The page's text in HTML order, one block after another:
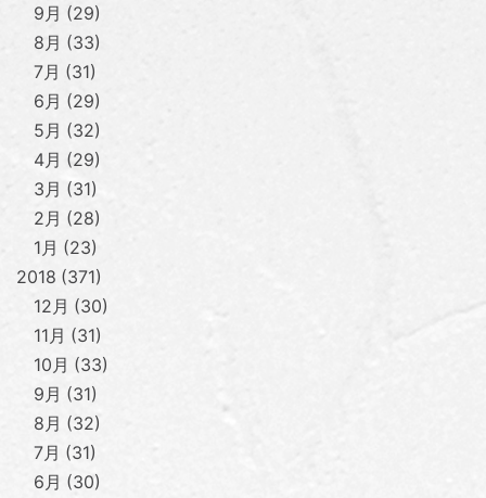
9月
29
8月
33
7月
31
6月
29
5月
32
4月
29
3月
31
2月
28
1月
23
2018 371
12月
30
11月
31
10月
33
9月
31
8月
32
7月
31
6月
30